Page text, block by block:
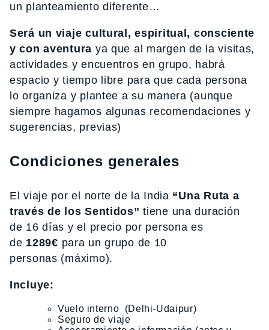
un planteamiento diferente…
Será un viaje cultural, espiritual, consciente
y con aventura ya que al margen de la visitas,
actividades y encuentros en grupo, habrá
espacio y tiempo libre para que cada persona
lo organiza y plantee a su manera (aunque
siempre hagamos algunas recomendaciones y
sugerencias, previas)
Condiciones generales
El viaje por el norte de la India “Una Ruta a
través de los Sentidos” tiene una duración
de 16 días y el precio por persona es
de 1289€ para un grupo de 10
personas (máximo).
Incluye:
Vuelo interno (Delhi-Udaipur)
Seguro de viaje